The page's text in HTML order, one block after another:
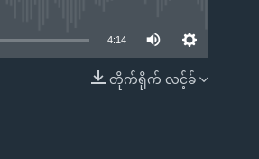
EMBED
4:14
တိုက်ရိုက် လင့်ခ်